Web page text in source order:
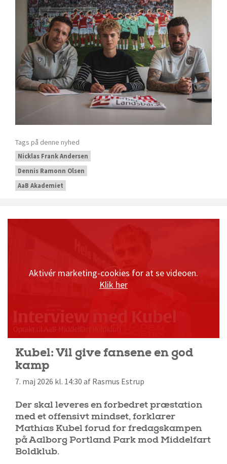
Tags på denne nyhed
Nicklas Frank Andersen
Dennis Ramonn Olsen
AaB Akademiet
Aktivér marketing-cookies for at se videoen.
Klik her
Kubel: Vil give fansene en god
kamp
7. maj 2026 kl. 14:30 af Rasmus Estrup
Der skal leveres en forbedret præstation
med et offensivt mindset, forklarer
Mathias Kubel forud for fredagskampen
på Aalborg Portland Park mod Middelfart
Boldklub.